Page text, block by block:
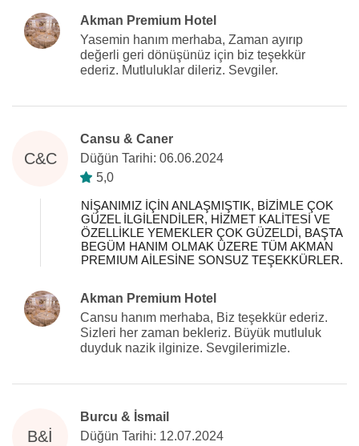
Akman Premium Hotel
Yasemin hanım merhaba, Zaman ayırıp
değerli geri dönüşünüz için biz teşekkür
ederiz. Mutluluklar dileriz. Sevgiler.
C&C
Cansu & Caner
Düğün Tarihi: 06.06.2024
5,0
NİŞANIMIZ İÇİN ANLAŞMIŞTIK, BİZİMLE ÇOK
GÜZEL İLGİLENDİLER, HİZMET KALİTESİ VE
ÖZELLİKLE YEMEKLER ÇOK GÜZELDİ, BAŞTA
BEGÜM HANIM OLMAK ÜZERE TÜM AKMAN
PREMIUM AİLESİNE SONSUZ TEŞEKKÜRLER.
Akman Premium Hotel
Cansu hanım merhaba, Biz teşekkür ederiz.
Sizleri her zaman bekleriz. Büyük mutluluk
duyduk nazik ilginize. Sevgilerimizle.
B&İ
Burcu & İsmail
Düğün Tarihi: 12.07.2024